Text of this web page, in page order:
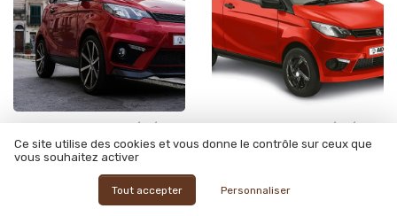
Location à Court Terme • 10/01/2025
Location de voitures sans
permis pas cher : une
solution accessible et
Location à Court Terme • 10/06/2025
Location voiture sans permis
Ce site utilise des cookies et vous donne le contrôle sur ceux que
vous souhaitez activer
Tout accepter Personnaliser